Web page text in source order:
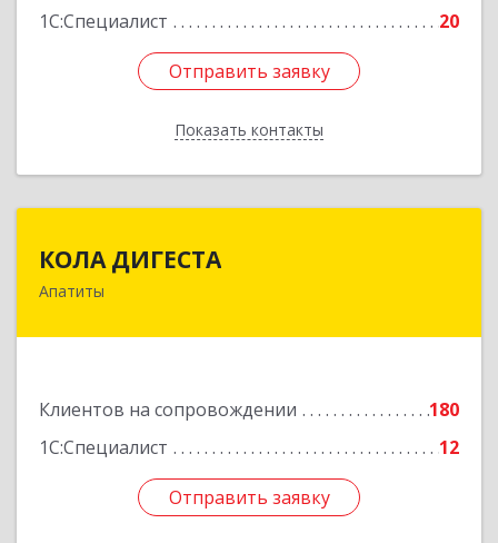
1С:Специалист
20
Отправить заявку
Показать контакты
Отправить заявку
Назад
КОЛА ДИГЕСТА
Апатиты
Клиентов на сопровождении
180
1С:Специалист
12
Отправить заявку
Отправить заявку